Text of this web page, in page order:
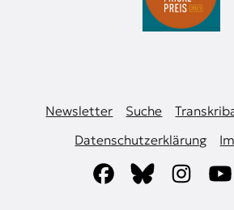
Newsletter Suche
Datenschutzerklärung